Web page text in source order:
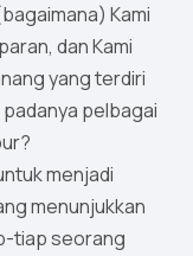
Kami
dan Kami
yang terdiri
pelbagai
menjadi
menunjukkan
tiap seorang